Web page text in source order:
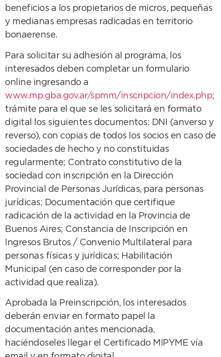
beneficios a los propietarios de micros, pequeñas
y medianas empresas radicadas en territorio
bonaerense.
Para solicitar su adhesión al programa, los
interesados deben completar un formulario
online ingresando a
www.mp.gba.gov.ar/spmm/inscripcion/index.php;
trámite para el que se les solicitará en formato
digital los siguientes documentos: DNI (anverso y
reverso), con copias de todos los socios en caso de
sociedades de hecho y no constituidas
regularmente; Contrato constitutivo de la
sociedad con inscripción en la Dirección
Provincial de Personas Jurídicas, para personas
jurídicas; Documentación que certifique
radicación de la actividad en la Provincia de
Buenos Aires; Constancia de Inscripción en
Ingresos Brutos / Convenio Multilateral para
personas físicas y jurídicas; Habilitación
Municipal (en caso de corresponder por la
actividad que realiza).
Aprobada la Preinscripción, los interesados
deberán enviar en formato papel la
documentación antes mencionada,
haciéndoseles llegar el Certificado MIPYME vía